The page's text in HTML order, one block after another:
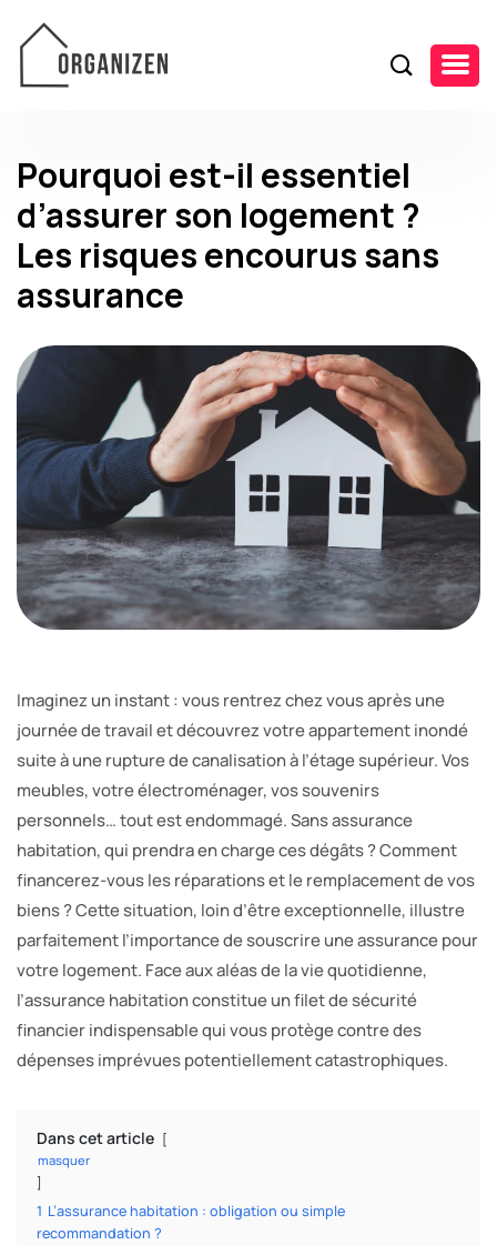
Pourquoi est-il essentiel
d’assurer son logement ?
Les risques encourus sans
assurance
Imaginez un instant : vous rentrez chez vous après une
journée de travail et découvrez votre appartement inondé
suite à une rupture de canalisation à l’étage supérieur. Vos
meubles, votre électroménager, vos souvenirs
personnels… tout est endommagé. Sans assurance
habitation, qui prendra en charge ces dégâts ? Comment
financerez-vous les réparations et le remplacement de vos
biens ? Cette situation, loin d’être exceptionnelle, illustre
parfaitement l’importance de souscrire une assurance pour
votre logement. Face aux aléas de la vie quotidienne,
l’assurance habitation constitue un filet de sécurité
financier indispensable qui vous protège contre des
dépenses imprévues potentiellement catastrophiques.
Dans cet article
masquer
1 L’assurance habitation : obligation ou simple
recommandation ?